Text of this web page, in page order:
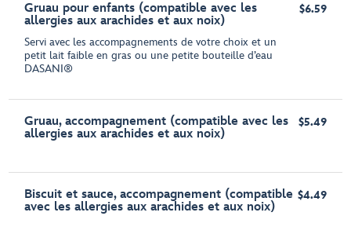
Gruau pour enfants (compatible avec les
allergies aux arachides et aux noix)
Servi avec les accompagnements de votre choix et un
petit lait faible en gras ou une petite bouteille d’eau
DASANI®
$6.59
Gruau, accompagnement (compatible avec les
allergies aux arachides et aux noix)
$5.49
Biscuit et sauce, accompagnement (compatible
avec les allergies aux arachides et aux noix)
$4.49